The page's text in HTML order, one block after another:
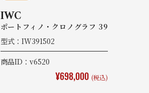
IWC
ポートフィノ・クロノグラフ 39
型式：IW391502
商品ID：v6520
¥698,000 (税込)